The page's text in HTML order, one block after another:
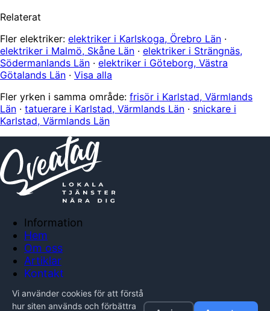
Relaterat
Fler elektriker: elektriker i Karlskoga, Örebro Län ·
elektriker i Malmö, Skåne Län · elektriker i Strängnäs,
Södermanlands Län · elektriker i Göteborg, Västra
Götalands Län · Visa alla
Fler yrken i samma område: frisör i Karlstad, Värmlands
Län · tatuerare i Karlstad, Värmlands Län · snickare i
Karlstad, Värmlands Län
Information
Hem
Om oss
Artiklar
Kontakt
Integritetspolicy
Vi använder cookies för att förstå
hur siten används och förbättra